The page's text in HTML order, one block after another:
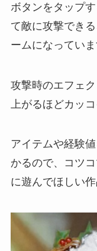
ボタンをタップ
て敵に攻撃できる
ームになっていま
攻撃時のエフェ
上がるほどカッコ
アイテムや経験
かるので、コツ
に遊んでほしい作